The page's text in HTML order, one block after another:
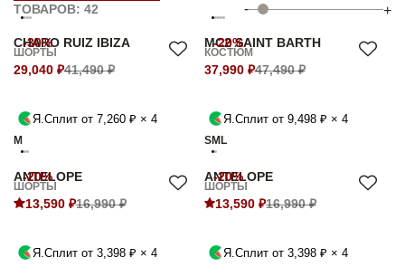
ТОВАРОВ: 42 - +
-30%
CHARO RUIZ IBIZA
ШОРТЫ
29,040 ₽41,490 ₽
Я.Сплит от 7,260 ₽ × 4
M
-20%
MC2 SAINT BARTH
КОСТЮМ
37,990 ₽47,490 ₽
Я.Сплит от 9,498 ₽ × 4
SM L
-20%
ANTELOPE
ШОРТЫ
13,590 ₽16,990 ₽
Я.Сплит от 3,398 ₽ × 4
-20%
ANTELOPE
ШОРТЫ
13,590 ₽16,990 ₽
Я.Сплит от 3,398 ₽ × 4